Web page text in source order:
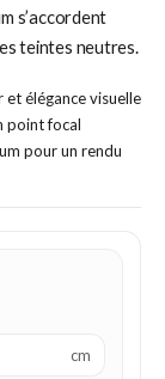
s’accordent
teintes neutres.
élégance visuelle
point focal
pour un rendu
cm